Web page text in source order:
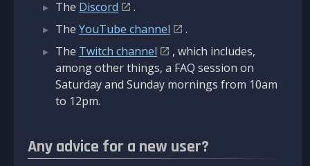
The Discord
.
The YouTube channel
.
The Twitch channel
, which includes,
among other things, a FAQ session on
Saturday and Sunday mornings from 10am
to 12pm.
Any advice for a new user?